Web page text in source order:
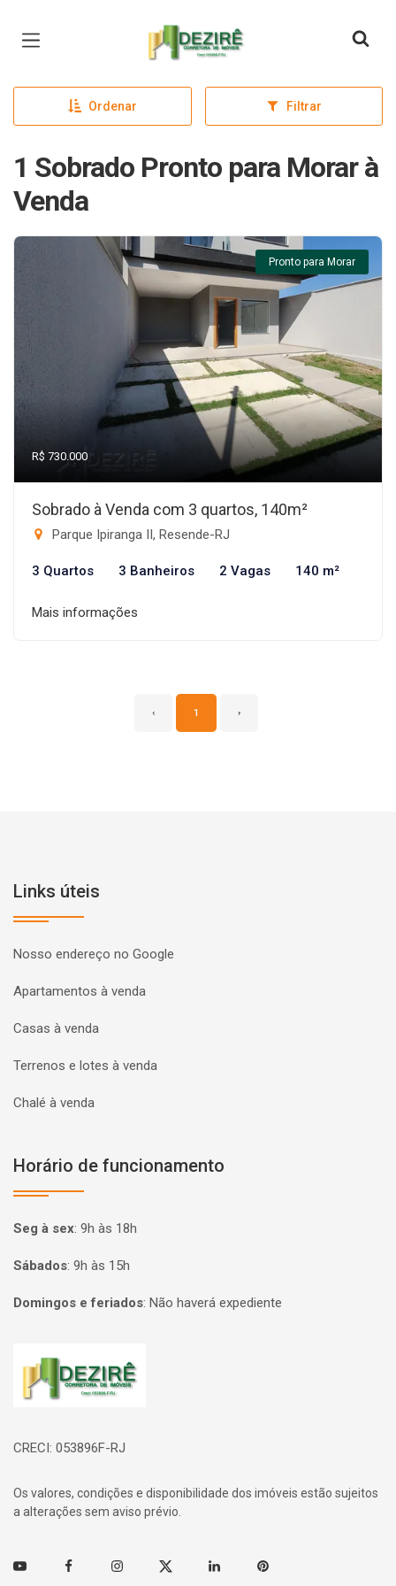
Página inicial
Ordenar Filtrar
1 Sobrado Pronto para Morar à
Venda
Pronto para Morar
R$ 730.000
Sobrado à Venda com 3 quartos, 140m²
Parque Ipiranga II, Resende-RJ
3 Quartos 3 Banheiros 2 Vagas 140 m²
Mais informações
‹ 1 ›
Links úteis
Nosso endereço no Google
Apartamentos à venda
Casas à venda
Terrenos e lotes à venda
Chalé à venda
Horário de funcionamento
Seg à sex: 9h às 18h
Sábados: 9h às 15h
Domingos e feriados: Não haverá expediente
Página inicial
CRECI: 053896F-RJ
Os valores, condições e disponibilidade dos imóveis estão sujeitos
a alterações sem aviso prévio.
Youtube FacebookInstagramTwitter Linkedin Pinterest